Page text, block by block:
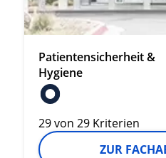
Patientensicherheit &
Hygiene
29 von 29 Kriterien
ZUR